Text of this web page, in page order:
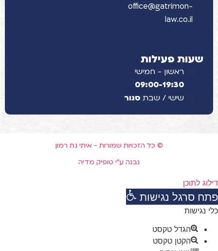
office@gatrimon-
law.co.il
שעות פעילות
ראשון - חמישי
09:00-19:30
שישי / שבת סגור
© כל הזכויות שמורות - איתי גת רמון
נבנה ע"י טופיק מדיה
דילוג לתוכן
פתח סרגל נגישות
כלי נגישות
הגדל טקסט
הקטן טקסט